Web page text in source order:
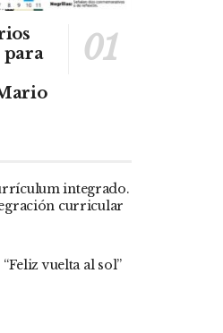
para
integrado.
curricular
vuelta al sol”